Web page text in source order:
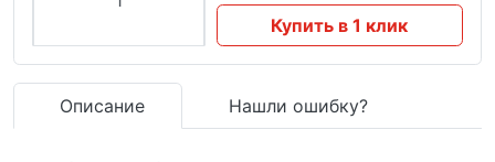
Купить в 1 клик
Описание Нашли ошибку?